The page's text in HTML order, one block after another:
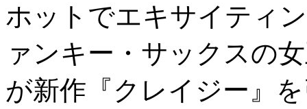
ホットでエキサイティ
ァンキー・サックスの
が新作『クレイジー』